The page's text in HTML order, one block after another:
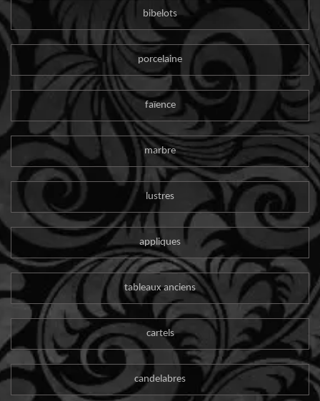
bibelots
porcelaine
faïence
marbre
lustres
appliques
tableaux anciens
cartels
candelabres